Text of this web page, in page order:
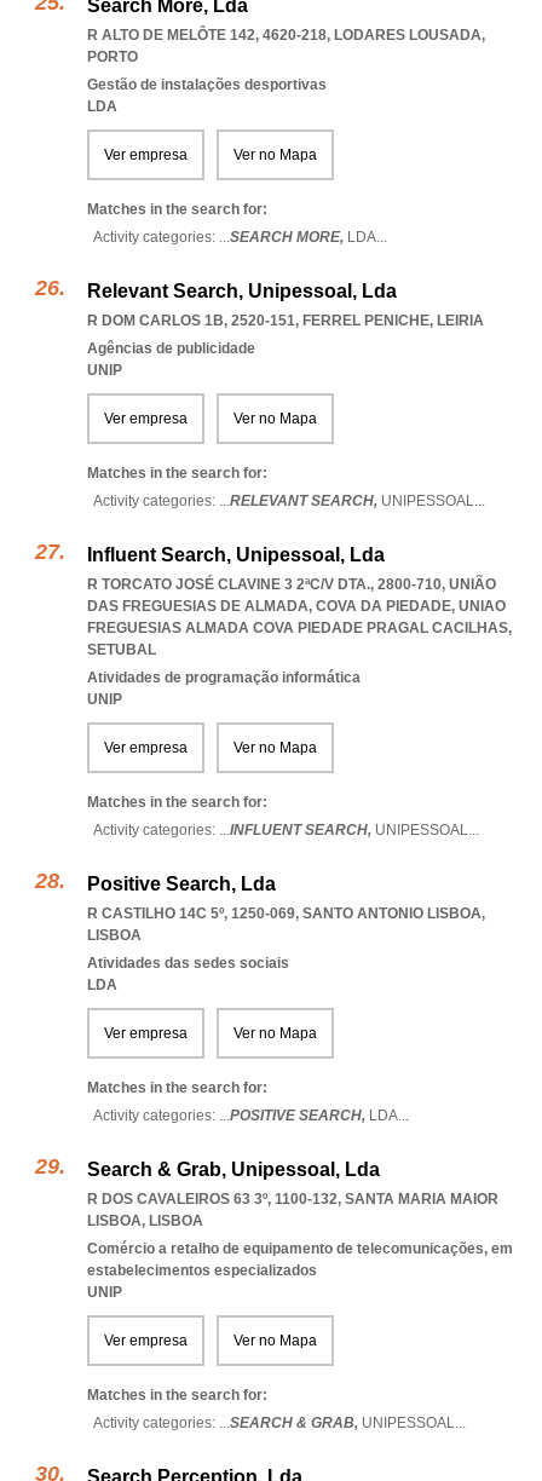
Search More, Lda
R ALTO DE MELÔTE 142, 4620-218, LODARES LOUSADA,
PORTO
Gestão de instalações desportivas
LDA
Ver empresa Ver no Mapa
Matches in the search for:
Activity categories: ...SEARCH MORE, LDA...
Relevant Search, Unipessoal, Lda
R DOM CARLOS 1B, 2520-151, FERREL PENICHE, LEIRIA
Agências de publicidade
UNIP
Ver empresa Ver no Mapa
Matches in the search for:
Activity categories: ...RELEVANT SEARCH, UNIPESSOAL...
Influent Search, Unipessoal, Lda
R TORCATO JOSÉ CLAVINE 3 2ªC/V DTA., 2800-710, UNIÃO
DAS FREGUESIAS DE ALMADA, COVA DA PIEDADE, UNIAO
FREGUESIAS ALMADA COVA PIEDADE PRAGAL CACILHAS,
SETUBAL
Atividades de programação informática
UNIP
Ver empresa Ver no Mapa
Matches in the search for:
Activity categories: ...INFLUENT SEARCH, UNIPESSOAL...
Positive Search, Lda
R CASTILHO 14C 5º, 1250-069, SANTO ANTONIO LISBOA,
LISBOA
Atividades das sedes sociais
LDA
Ver empresa Ver no Mapa
Matches in the search for:
Activity categories: ...POSITIVE SEARCH, LDA...
Search & Grab, Unipessoal, Lda
R DOS CAVALEIROS 63 3º, 1100-132, SANTA MARIA MAIOR
LISBOA, LISBOA
Comércio a retalho de equipamento de telecomunicações, em
estabelecimentos especializados
UNIP
Ver empresa Ver no Mapa
Matches in the search for:
Activity categories: ...SEARCH & GRAB, UNIPESSOAL...
Search Perception, Lda